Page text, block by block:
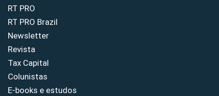
RT PRO
RT PRO Brazil
Newsletter
Revista
Tax Capital
Colunistas
E-books e estudos